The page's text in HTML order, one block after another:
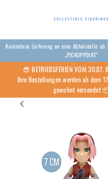
Kostenlose Lieferung an eine Abholstelle ab
„PICKUPPOINT“
😎 BETRIEBSFERIEN VOM
Ihre Bestellungen werden ab dem
gewohnt versendet